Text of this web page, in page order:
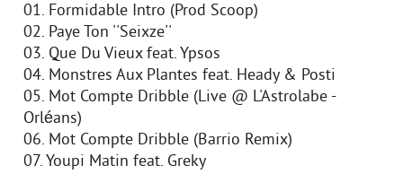
01. Formidable Intro (Prod Scoop)
02. Paye Ton ''Seixze''
03. Que Du Vieux feat. Ypsos
04. Monstres Aux Plantes feat. Heady & Posti
05. Mot Compte Dribble (Live @ L'Astrolabe -
Orléans)
06. Mot Compte Dribble (Barrio Remix)
07. Youpi Matin feat. Greky